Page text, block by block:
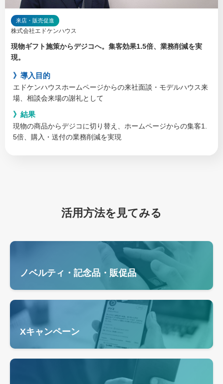
来店・販売促進
株式会社エドケンハウス
現物ギフト施策からデジコへ。集客効果1.5倍、業務削減を実
現。
導入目的
エドケンハウスホームページからの来社面談・モデルハウス来
場、相談会来場の謝礼として
結果
現物の商品からデジコに切り替え、ホームページからの集客1.
5倍、購入・送付の業務削減を実現
活用方法を見てみる
ノベルティ・記念品・販促品
Xキャンペーン